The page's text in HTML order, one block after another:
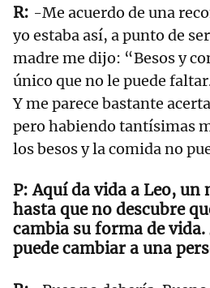
-Me acuerdo de una
yo estaba así, a punto de
madre me dijo: “Besos y
único que no le puede
Y me parece bastante
pero habiendo tantísimas
los besos y la comida no
Aquí da vida a Leo, un
hasta que no descubre
cambia su forma de
puede cambiar a una